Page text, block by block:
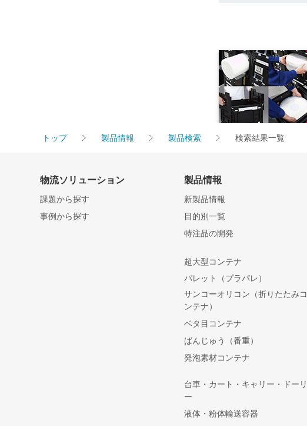
トップ 製品情報 製品検索 検索結果一覧
物流ソリューション
課題から探す
事例から探す
製品情報
新製品情報
目的別一覧
特注品の開発
超大型コンテナ
パレット（プラパレ）
サンコーオリコン（折りたたみコ
ンテナ）
ベタ目コンテナ
ばんじゅう（番重）
発泡素材コンテナ
台車・カート・キャリー・ドーリ
ー
液体・粉体輸送容器